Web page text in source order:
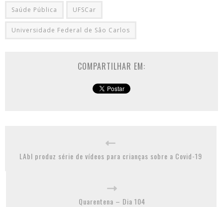
Saúde Pública UFSCar
Universidade Federal de Sâo Carlos
COMPARTILHAR EM:
LAbI produz série de vídeos para crianças sobre a Covid-19
Quarentena – Dia 104